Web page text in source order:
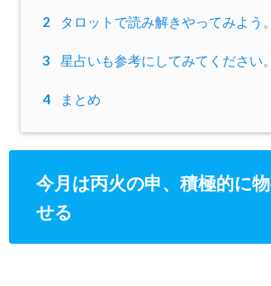
2 タロットで読み解きやってみよう。
3 星占いも参考にしてみてください。
4 まとめ
今月は丙火の申、積極的に
せる